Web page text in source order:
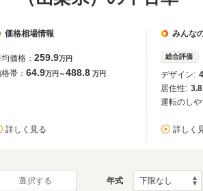
価格相場情報
価格： 259.9万円
帯： 64.9万円～488.8 万円
詳しく見る
みんな
総合評価
デザイン:
居住性: 3.8
運転のし
詳しく
選択する 年式